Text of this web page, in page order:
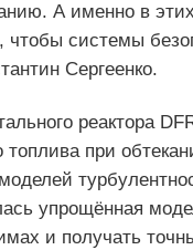
А именно в
чтобы системы
Сергеенко.
реактора
при
упрощённая
и получать